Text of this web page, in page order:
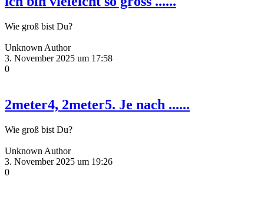
Wie groß bist Du?
Unknown Author
3. November 2025 um 17:58
0
2meter4, 2meter5. Je nach ......
Wie groß bist Du?
Unknown Author
3. November 2025 um 19:26
0